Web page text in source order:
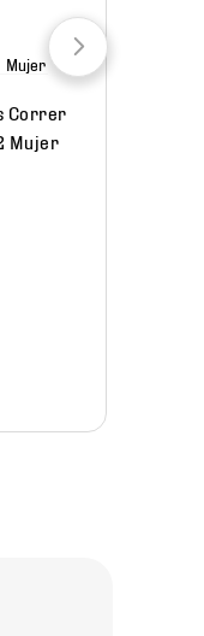
Mujer
Correr
Mujer